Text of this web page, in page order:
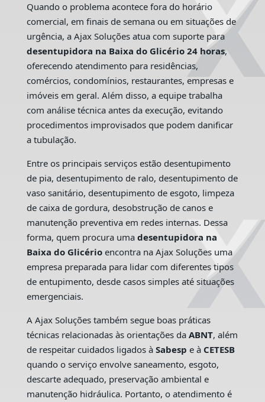
Quando o problema acontece fora do horário
comercial, em finais de semana ou em situações de
urgência, a Ajax Soluções atua com suporte para
desentupidora na Baixa do Glicério 24 horas,
oferecendo atendimento para residências,
comércios, condomínios, restaurantes, empresas e
imóveis em geral. Além disso, a equipe trabalha
com análise técnica antes da execução, evitando
procedimentos improvisados que podem danificar
a tubulação.
Entre os principais serviços estão desentupimento
de pia, desentupimento de ralo, desentupimento de
vaso sanitário, desentupimento de esgoto, limpeza
de caixa de gordura, desobstrução de canos e
manutenção preventiva em redes internas. Dessa
forma, quem procura uma desentupidora na
Baixa do Glicérioencontra na Ajax Soluções uma
empresa preparada para lidar com diferentes tipos
de entupimento, desde casos simples até situações
emergenciais.
A Ajax Soluções também segue boas práticas
técnicas relacionadas às orientações da ABNT, além
de respeitar cuidados ligados à Sabesp e à CETESB
quando o serviço envolve saneamento, esgoto,
descarte adequado, preservação ambiental e
manutenção hidráulica. Portanto, o atendimento é